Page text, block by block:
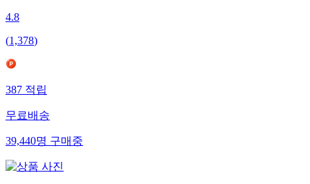
4.8
(1,378)
387 적립
무료배송
39,440명 구매중